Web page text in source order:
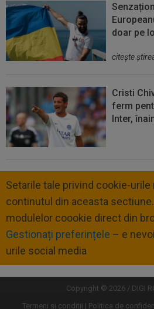
doar pe
citeşte
Cristi
ferm
Inter,
Setarile tale privind cookie-
continutul din aceasta
modulelor coookie direct din
Gestionați preferințele – e
urile social media
Copyright © 2026 / DIGI
Termeni si conditii
Politica de